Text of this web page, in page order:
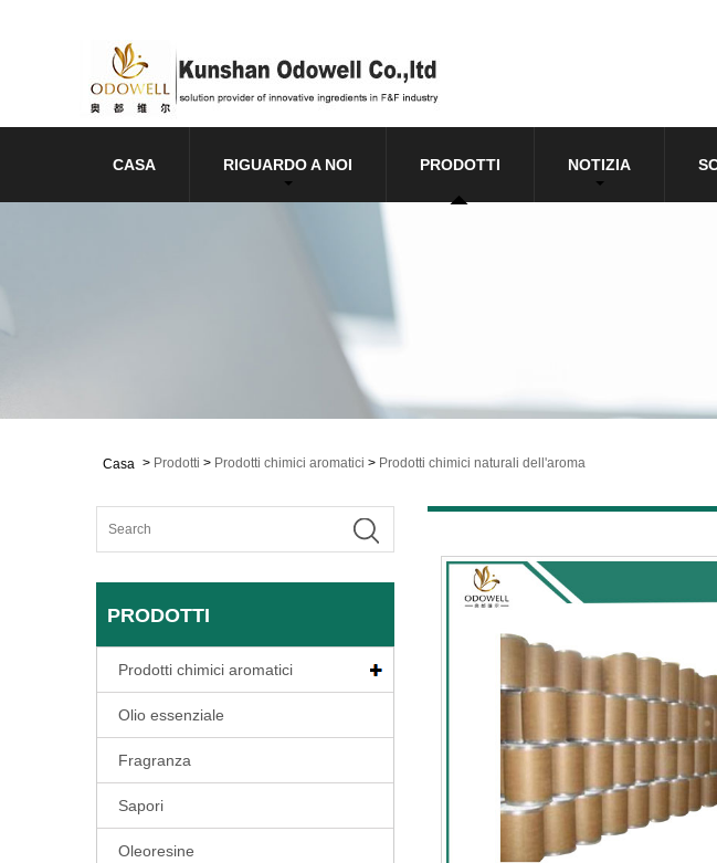
CASA RIGUARDO A NOI PRODOTTI NOTIZIA
Casa > Prodotti > Prodotti chimici aromatici > Prodotti chimici naturali dell'aroma
PRODOTTI
Prodotti chimici aromatici
Olio essenziale
Fragranza
Sapori
Oleoresine